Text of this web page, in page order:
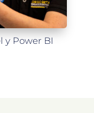
y Power BI